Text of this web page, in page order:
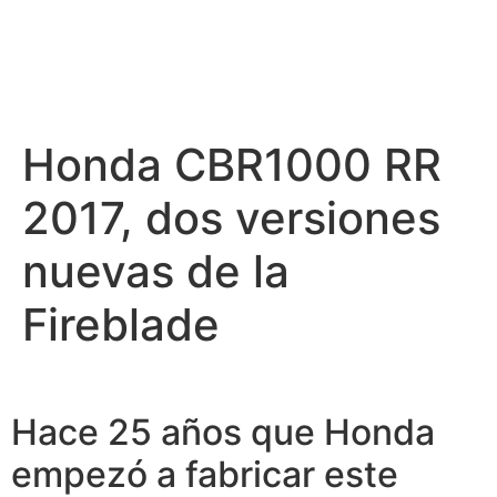
Honda CBR1000 RR
2017, dos versiones
nuevas de la
Fireblade
Hace 25 años que Honda
empezó a fabricar este